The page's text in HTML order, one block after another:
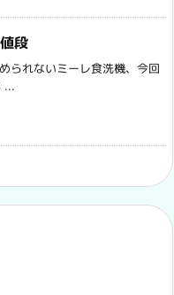
段
られないミーレ食洗機、今回
...